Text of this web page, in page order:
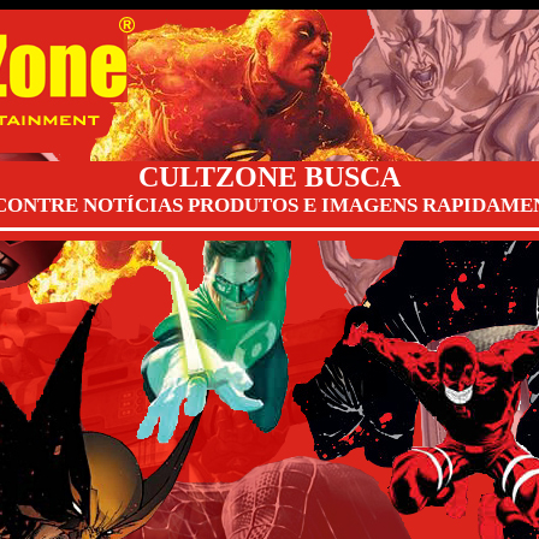
CULTZONE BUSCA
NOTÍCIAS PRODUTOS E IMAGENS